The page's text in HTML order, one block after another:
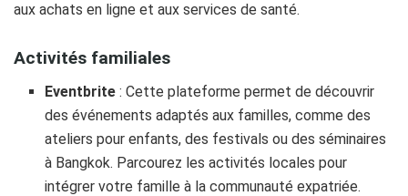
aux achats en ligne et aux services de santé.
Activités familiales
Eventbrite : Cette plateforme permet de découvrir
des événements adaptés aux familles, comme des
ateliers pour enfants, des festivals ou des séminaires
à Bangkok. Parcourez les activités locales pour
intégrer votre famille à la communauté expatriée.